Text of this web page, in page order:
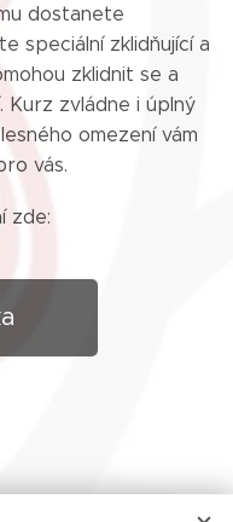
dostanete
speciální zklidňující a
zklidnit se a
Kurz zvládne i úplný
omezení vám
vás.
zde: